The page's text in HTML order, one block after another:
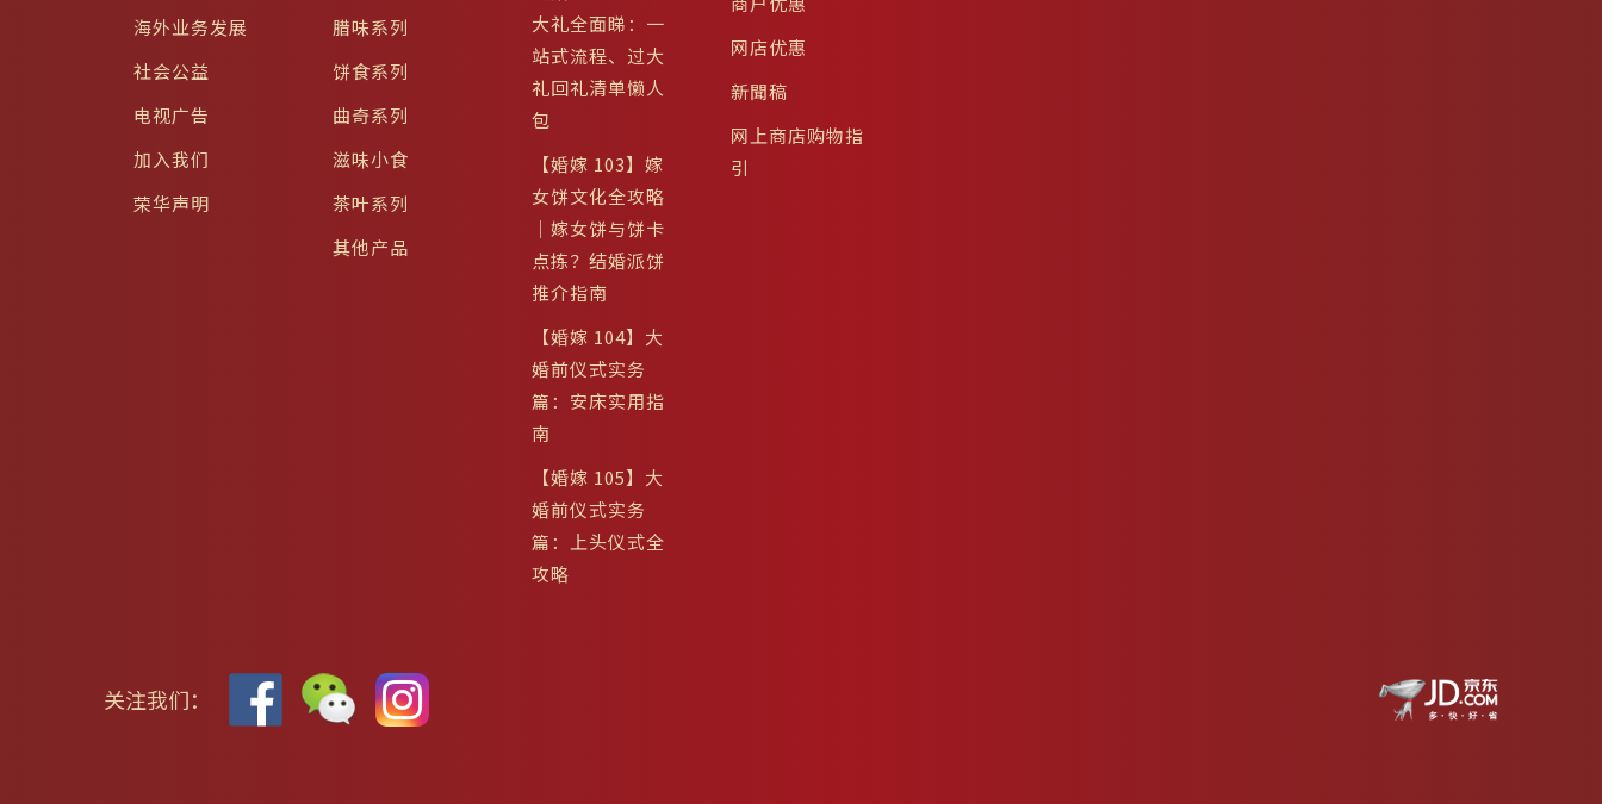
海外业务发展
社会公益
电视广告
加入我们
荣华声明
腊味系列
饼食系列
曲奇系列
滋味小食
茶叶系列
其他产品
大礼全面睇：一
站式流程、过大
礼回礼清单懒人
包
【婚嫁 103】嫁
女饼文化全攻略
｜嫁女饼与饼卡
点拣？结婚派饼
推介指南
【婚嫁 104】大
婚前仪式实务
篇：安床实用指
南
【婚嫁 105】大
婚前仪式实务
篇：上头仪式全
攻略
网店优惠
新聞稿
网上商店购物指
引
关注我们：